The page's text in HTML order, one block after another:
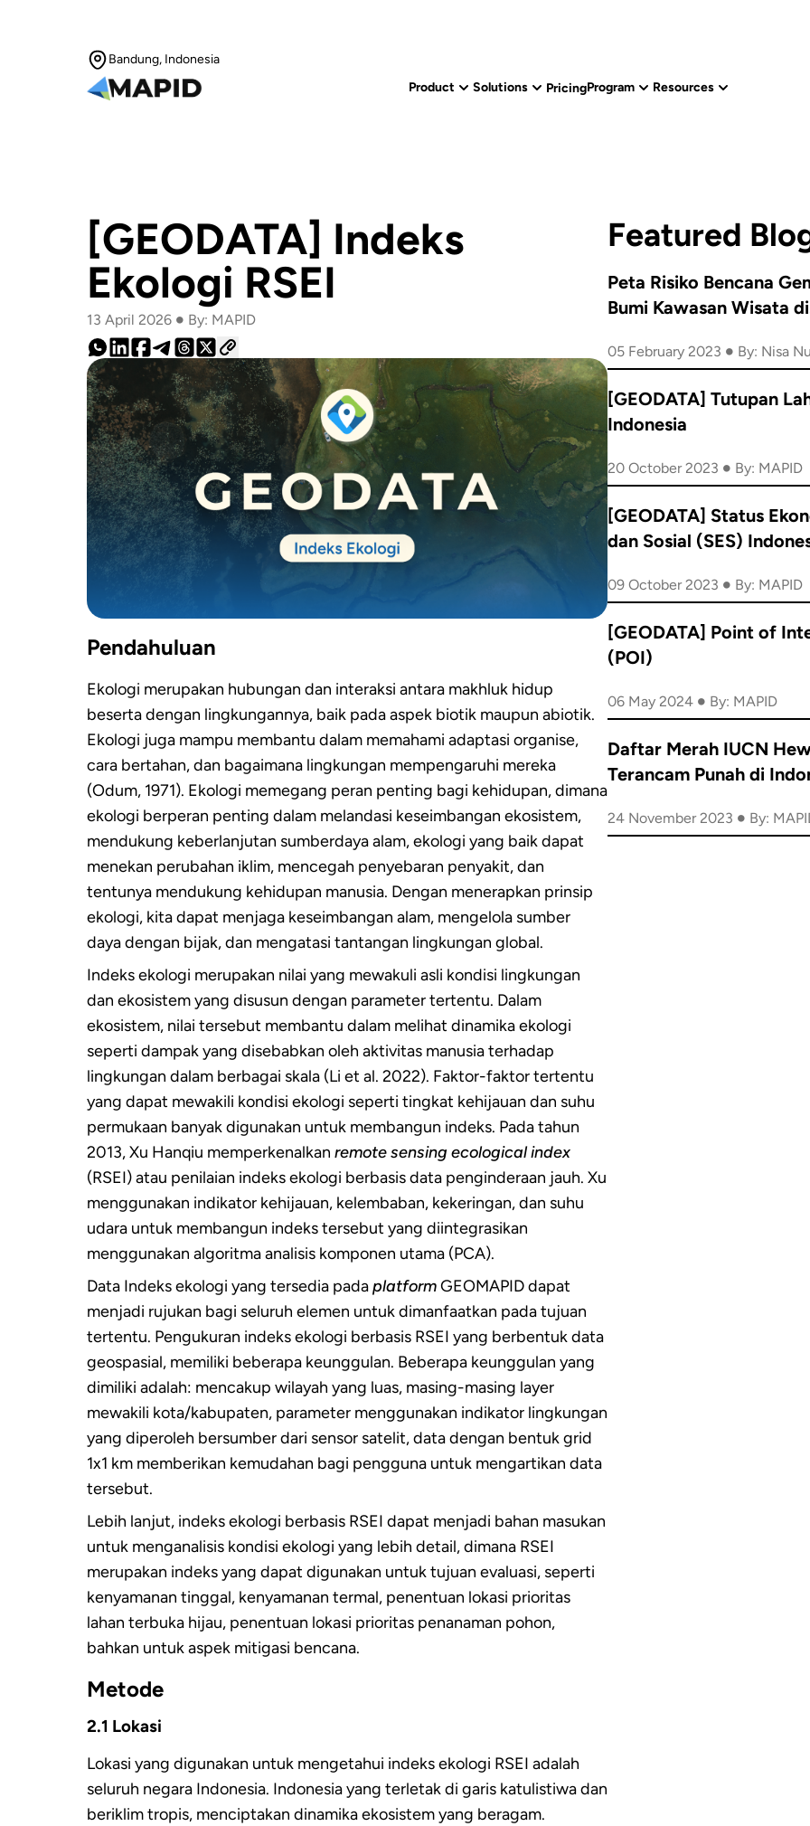
Bandung, Indonesia
Product
Solutions PricingProgram Resources
[GEODATA] Indeks
Ekologi RSEI
13 April 2026 • By: MAPID
Pendahuluan
Ekologi merupakan hubungan dan interaksi antara makhluk hidup
beserta dengan lingkungannya, baik pada aspek biotik maupun abiotik.
Ekologi juga mampu membantu dalam memahami adaptasi organise,
cara bertahan, dan bagaimana lingkungan mempengaruhi mereka
(Odum, 1971). Ekologi memegang peran penting bagi kehidupan, dimana
ekologi berperan penting dalam melandasi keseimbangan ekosistem,
mendukung keberlanjutan sumberdaya alam, ekologi yang baik dapat
menekan perubahan iklim, mencegah penyebaran penyakit, dan
tentunya mendukung kehidupan manusia. Dengan menerapkan prinsip
ekologi, kita dapat menjaga keseimbangan alam, mengelola sumber
daya dengan bijak, dan mengatasi tantangan lingkungan global.
Indeks ekologi merupakan nilai yang mewakuli asli kondisi lingkungan
dan ekosistem yang disusun dengan parameter tertentu. Dalam
ekosistem, nilai tersebut membantu dalam melihat dinamika ekologi
seperti dampak yang disebabkan oleh aktivitas manusia terhadap
lingkungan dalam berbagai skala (Li et al. 2022). Faktor-faktor tertentu
yang dapat mewakili kondisi ekologi seperti tingkat kehijauan dan suhu
permukaan banyak digunakan untuk membangun indeks. Pada tahun
2013, Xu Hanqiu memperkenalkan remote sensing ecological index
(RSEI) atau penilaian indeks ekologi berbasis data penginderaan jauh. Xu
menggunakan indikator kehijauan, kelembaban, kekeringan, dan suhu
udara untuk membangun indeks tersebut yang diintegrasikan
menggunakan algoritma analisis komponen utama (PCA).
Data Indeks ekologi yang tersedia padaplatformGEOMAPID dapat
menjadi rujukan bagi seluruh elemen untuk dimanfaatkan pada tujuan
tertentu. Pengukuran indeks ekologi berbasis RSEI yang berbentuk data
geospasial, memiliki beberapa keunggulan. Beberapa keunggulan yang
dimiliki adalah: mencakup wilayah yang luas, masing-masing layer
mewakili kota/kabupaten, parameter menggunakan indikator lingkungan
yang diperoleh bersumber dari sensor satelit, data dengan bentuk grid
1x1 km memberikan kemudahan bagi pengguna untuk mengartikan data
tersebut.
Lebih lanjut, indeks ekologi berbasis RSEI dapat menjadi bahan masukan
untuk menganalisis kondisi ekologi yang lebih detail, dimana RSEI
merupakan indeks yang dapat digunakan untuk tujuan evaluasi, seperti
kenyamanan tinggal, kenyamanan termal, penentuan lokasi prioritas
lahan terbuka hijau, penentuan lokasi prioritas penanaman pohon,
bahkan untuk aspek mitigasi bencana.
Metode
2.1 Lokasi
Lokasi yang digunakan untuk mengetahui indeks ekologi RSEI adalah
seluruh negara Indonesia. Indonesia yang terletak di garis katulistiwa dan
beriklim tropis, menciptakan dinamika ekosistem yang beragam.
Featured
Peta Risiko Bencana
Bumi Kawasan Wisata di
05 February 2023 •
[GEODATA] Tutupan
Indonesia
20 October 2023 • By: MAPID
[GEODATA] Status
dan Sosial (SES)
09 October 2023 • By: MAPID
[GEODATA] Point of
(POI)
06 May 2024 • By: MAPID
Daftar Merah IUCN
Terancam Punah di
24 November 2023 • By: